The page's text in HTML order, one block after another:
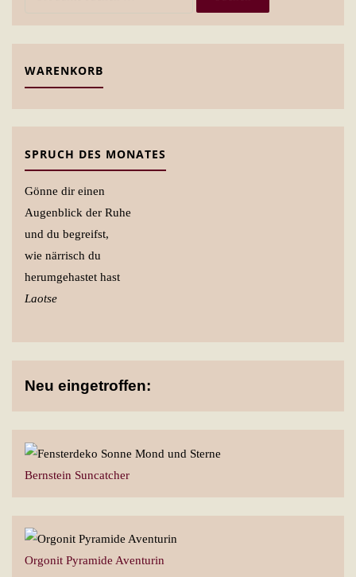
WARENKORB
SPRUCH DES MONATES
Gönne dir einen
Augenblick der Ruhe
und du begreifst,
wie närrisch du
herumgehastet hast
Laotse
Neu eingetroffen:
Bernstein Suncatcher
Orgonit Pyramide Aventurin